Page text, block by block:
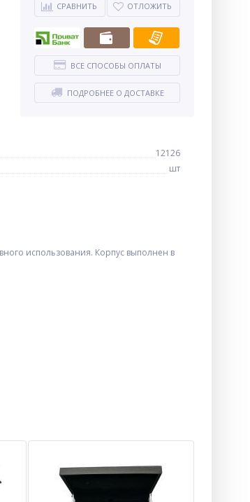
СРАВНИТЬ ОТЛОЖИТЬ
ВСЕ СПОСОБЫ ОПЛАТЫ
ПОДРОБНЕЕ О ДОСТАВКЕ
12126
шт
использования. Корпус выполнен в